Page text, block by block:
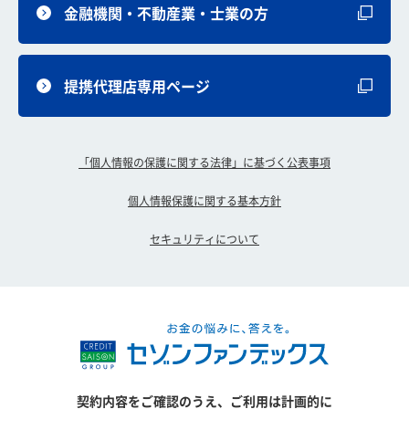
金融機関・不動産業・士業の方
提携代理店専用ページ
「個人情報の保護に関する法律」に基づく公表事項
個人情報保護に関する基本方針
セキュリティについて
契約内容をご確認のうえ、ご利用は計画的に